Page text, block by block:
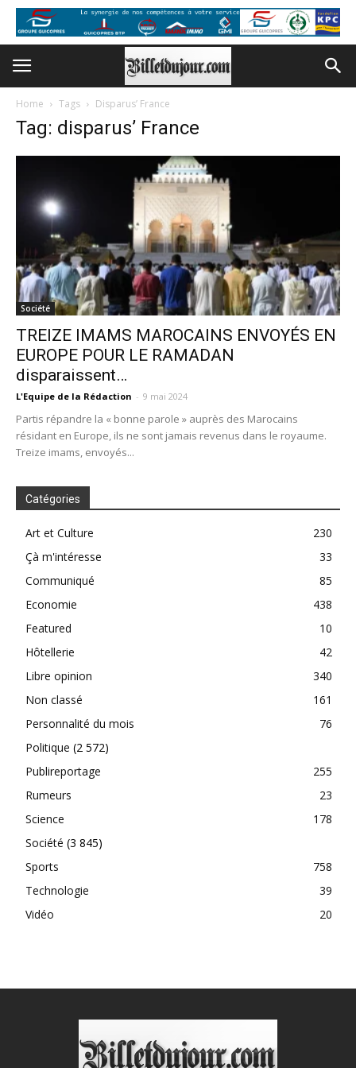
Home Tags Disparus’ France
Tag: disparus’ France
Société
TREIZE IMAMS MAROCAINS ENVOYÉS EN
EUROPE POUR LE RAMADAN
disparaissent…
L'Equipe de la Rédaction - 9 mai 2024
Partis répandre la « bonne parole » auprès des Marocains
résidant en Europe, ils ne sont jamais revenus dans le royaume.
Treize imams, envoyés...
Catégories
Art et Culture
230
Çà m'intéresse
33
Communiqué
85
Economie
438
Featured
10
Hôtellerie
42
Libre opinion
340
Non classé
161
Personnalité du mois
76
Politique (2 572)
Publireportage
255
Rumeurs
23
Science
178
Société (3 845)
Sports
758
Technologie
39
Vidéo
20